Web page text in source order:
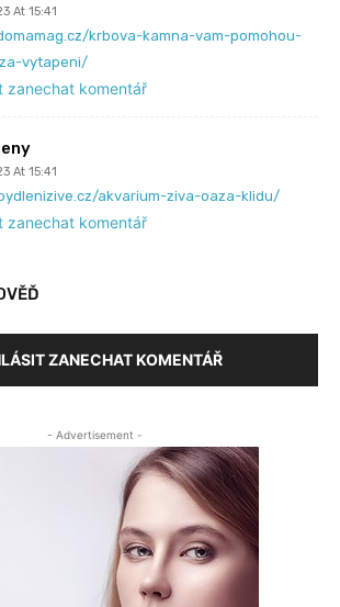
At 15:41
krbova-kamna-vam-pomohou-
vytapeni/
zanechat komentář
At 15:41
akvarium-ziva-oaza-klidu/
zanechat komentář
ZANECHAT KOMENTÁŘ
- Advertisement -